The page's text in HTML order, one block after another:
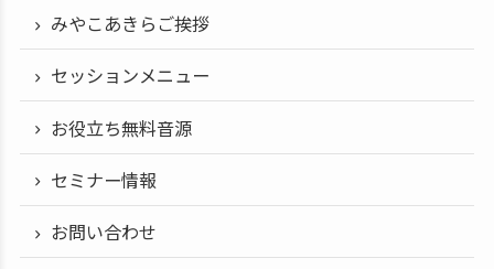
みやこあきらご挨拶
セッションメニュー
お役立ち無料音源
セミナー情報
お問い合わせ